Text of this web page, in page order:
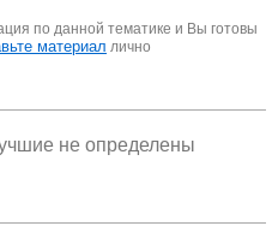
по данной тематике и Вы готовы
материал лично
не определены